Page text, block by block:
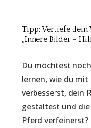
Tipp: Vertiefe dein
„Innere Bilder –
Du möchtest
lernen, wie du mit
verbesserst, dein
gestaltest und
Pferd verfeinerst?